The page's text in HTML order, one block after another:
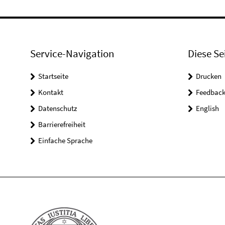
Service-Navigation
Startseite
Kontakt
Datenschutz
Barrierefreiheit
Einfache Sprache
Diese
Drucken
Feedback
English